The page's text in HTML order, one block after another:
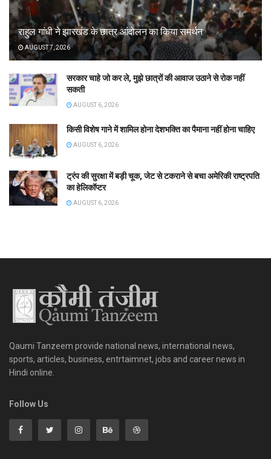
राहुल गांधी ने झारखंड के छात्र आंदोलन का किया समर्थन
AUGUST 7, 2026
सरकार चाहे जो कर ले, मुझे छात्रों की आवाज उठाने से रोक नहीं
सकती
AUGUST 6, 2026
किसी विशेष गाने में शामिल होना देशभक्ति का पैमाना नहीं होना चाहिए
AUGUST 6, 2026
ट्रंप की सुरक्षा में बड़ी चूक, जेट से टकराने से बचा अमेरिकी राष्ट्रपति
का हेलिकॉप्टर
AUGUST 6, 2026
Qaumi Tanzeem provide national news, international news,
sports, articles, business, entrtaimnet, jobs and career news in
Hindi online.
Follow Us